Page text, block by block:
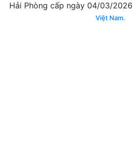
Hải Phòng cấp ngày 04/03/2026|
Việt Nam.